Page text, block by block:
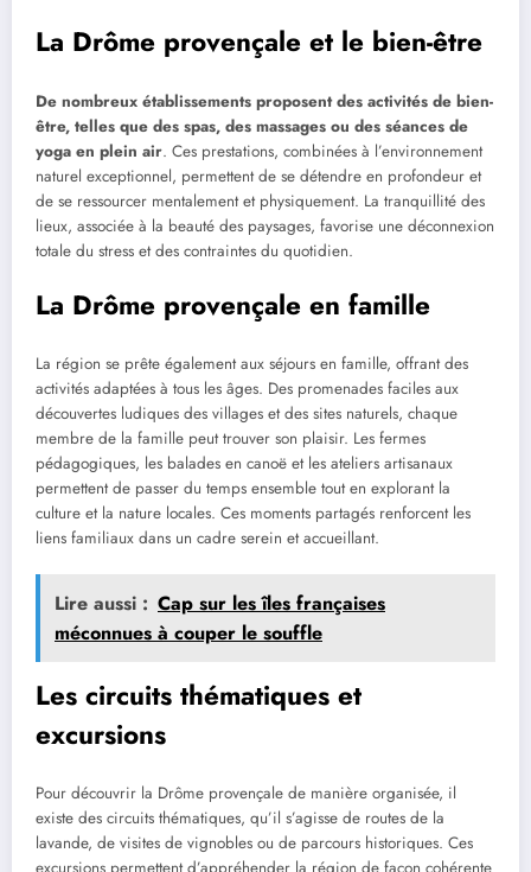
La Drôme provençale et le bien-être
De nombreux établissements proposent des activités de bien-
être, telles que des spas, des massages ou des séances de
yoga en plein air. Ces prestations, combinées à l’environnement
naturel exceptionnel, permettent de se détendre en profondeur et
de se ressourcer mentalement et physiquement. La tranquillité des
lieux, associée à la beauté des paysages, favorise une déconnexion
totale du stress et des contraintes du quotidien.
La Drôme provençale en famille
La région se prête également aux séjours en famille, offrant des
activités adaptées à tous les âges. Des promenades faciles aux
découvertes ludiques des villages et des sites naturels, chaque
membre de la famille peut trouver son plaisir. Les fermes
pédagogiques, les balades en canoë et les ateliers artisanaux
permettent de passer du temps ensemble tout en explorant la
culture et la nature locales. Ces moments partagés renforcent les
liens familiaux dans un cadre serein et accueillant.
Lire aussi : Cap sur les îles françaises
méconnues à couper le souffle
Les circuits thématiques et
excursions
Pour découvrir la Drôme provençale de manière organisée, il
existe des circuits thématiques, qu’il s’agisse de routes de la
lavande, de visites de vignobles ou de parcours historiques. Ces